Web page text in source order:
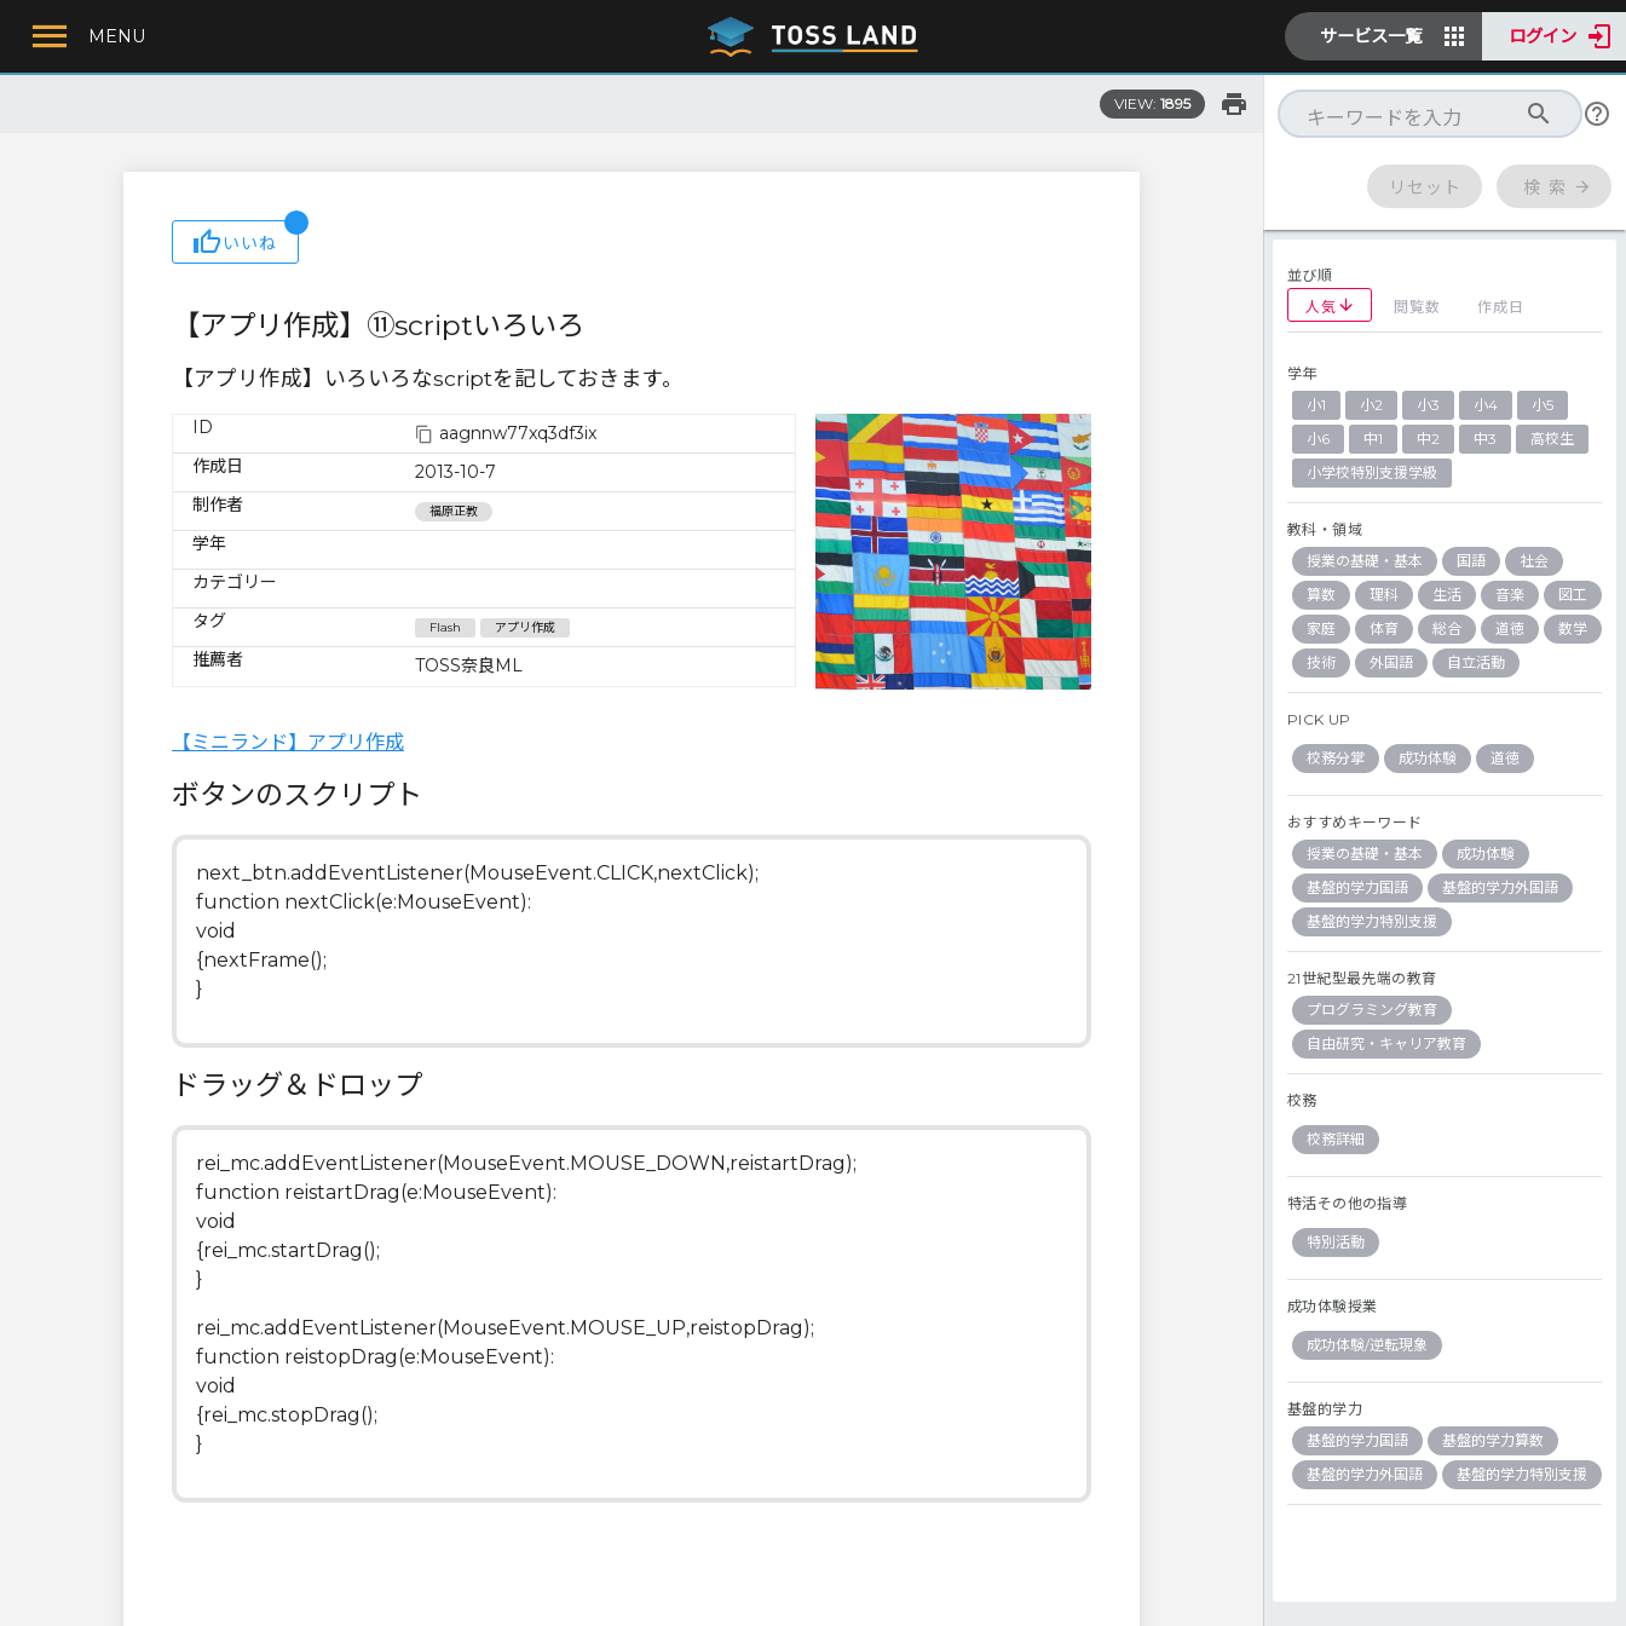
MENU サービス一覧 ログイン
VIEW: 1895
いいね
【アプリ作成】⑪scriptいろいろ
【アプリ作成】いろいろなscriptを記しておきます。
ID
aagnnw77xq3df3ix
作成日
2013-10-7
制作者
福原正教
学年
カテゴリー
タグ
Flash アプリ作成
推薦者 TOSS奈良ML
【ミニランド】アプリ作成
ボタンのスクリプト
next_btn.addEventListener(MouseEvent.CLICK,nextClick);
function nextClick(e:MouseEvent):
void
{nextFrame();
}
ドラッグ＆ドロップ
rei_mc.addEventListener(MouseEvent.MOUSE_DOWN,reistartDrag);
function reistartDrag(e:MouseEvent):
void
{rei_mc.startDrag();
}
rei_mc.addEventListener(MouseEvent.MOUSE_UP,reistopDrag);
function reistopDrag(e:MouseEvent):
void
{rei_mc.stopDrag();
}
リセット 検 索
並び順
人気
閲覧数 作成日
学年
小1
小2 小3 小4
小5
小6
中1 中2 中3
高校生
小学校特別支援学級
教科・領域
授業の基礎・基本
国語
社会
算数
理科 生活 音楽
図工
家庭
体育 総合 道徳
数学
技術
外国語 自立活動
PICK UP
校務分掌 成功体験 道徳
おすすめキーワード
授業の基礎・基本
成功体験
基盤的学力国語
基盤的学力外国語
基盤的学力特別支援
21世紀型最先端の教育
プログラミング教育
自由研究・キャリア教育
校務
校務詳細
特活その他の指導
特別活動
成功体験授業
成功体験/逆転現象
基盤的学力
基盤的学力国語
基盤的学力算数
基盤的学力外国語
基盤的学力特別支援